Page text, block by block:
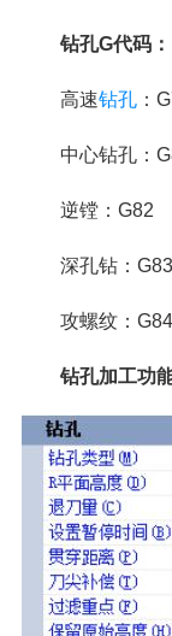
钻孔G代码：
高速钻孔 ：
中心钻孔：
逆镗：G82
深孔钻：G83
攻螺纹：G84
钻孔加工功